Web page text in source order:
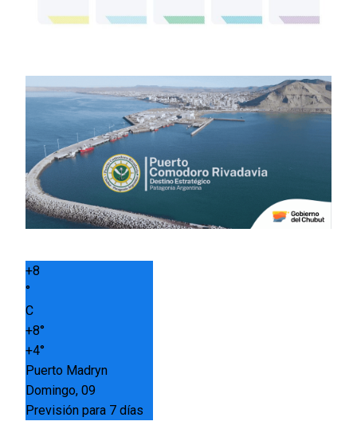
+8
°
C
+8°
+4°
Puerto Madryn
Domingo, 09
Previsión para 7 días